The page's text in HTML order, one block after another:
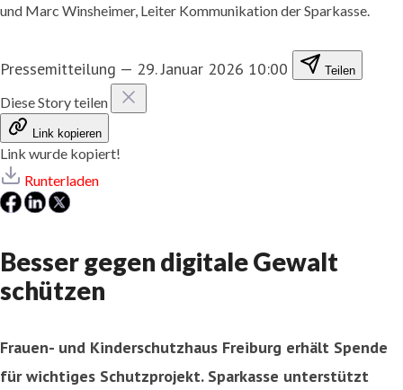
und Marc Winsheimer, Leiter Kommunikation der Sparkasse.
Pressemitteilung — 29. Januar 2026 10:00 Teilen
Diese Story teilen
Link kopieren
Link wurde kopiert!
Runterladen
Besser gegen digitale Gewalt
schützen
Frauen- und Kinderschutzhaus Freiburg erhält Spende
für wichtiges Schutzprojekt. Sparkasse unterstützt